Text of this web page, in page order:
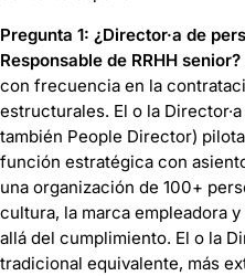
Pregunta 1: ¿Director·a de
Responsable de RRHH senior?
con frecuencia en la
estructurales. El o la
también People Director)
función estratégica con
una organización de 100+
cultura, la marca empleadora
allá del cumplimiento. El o la
tradicional equivalente, más